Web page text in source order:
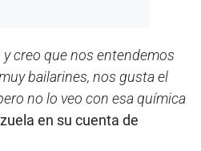
creo que nos entendemos
bailarines, nos gusta el
no lo veo con esa química
en su cuenta de